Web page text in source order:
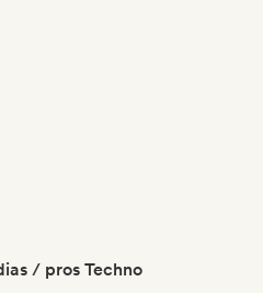
/ pros Techno